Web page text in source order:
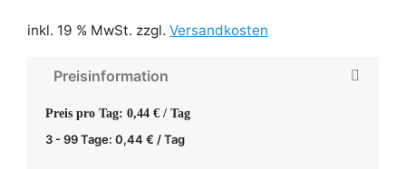
inkl. 19 % MwSt. zzgl. Versandkosten
Preisinformation
Preis pro Tag: 0,44 € / Tag
3 - 99 Tage: 0,44 € / Tag